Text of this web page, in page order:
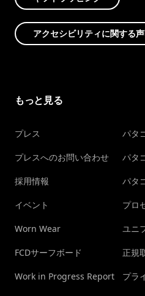
アクセシビリティに関する
もっと見る
プレス
プレスへのお問い合わせ
採用情報
イベント
Worn Wear
FCDサーフボード
Work in Progress Report
パタ
パタ
パタ
プロ
ユニ
正規
プラ